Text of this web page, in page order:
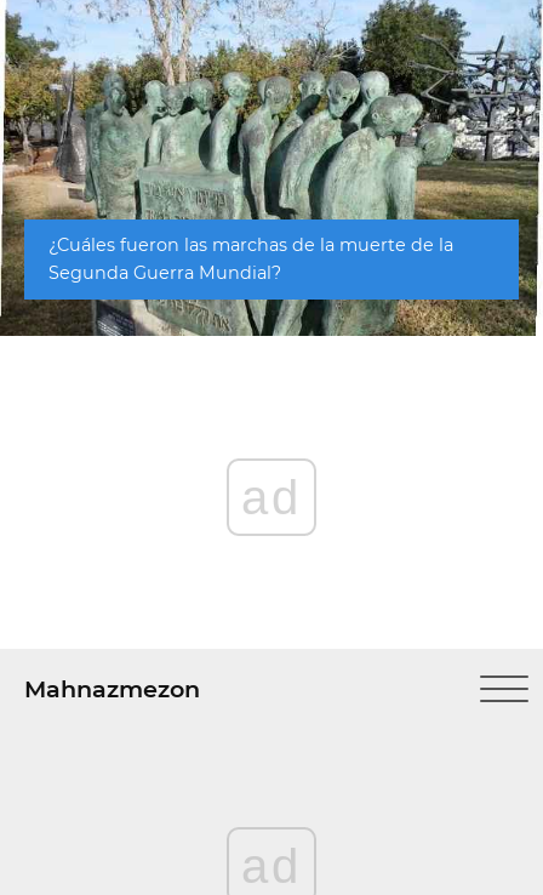
¿Cuáles fueron las marchas de la muerte de la
Segunda Guerra Mundial?
ad
Mahnazmezon
ad